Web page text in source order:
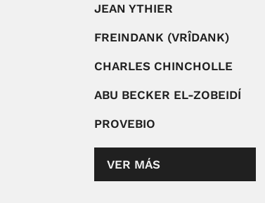
JEAN YTHIER
FREINDANK (VRÎDANK)
CHARLES CHINCHOLLE
ABU BECKER EL-ZOBEIDÍ
PROVEBIO
VER MÁS